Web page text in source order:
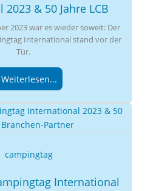
& 50 Jahre LCB
2023 war es wieder soweit: Der
International stand vor der
Tür.
Weiterlesen...
International
campingtag